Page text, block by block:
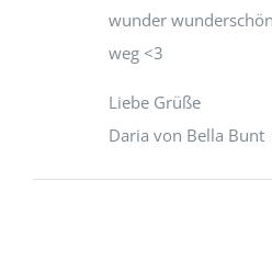
wunder
weg <3
Liebe Grüße
Daria von Bella Bunt